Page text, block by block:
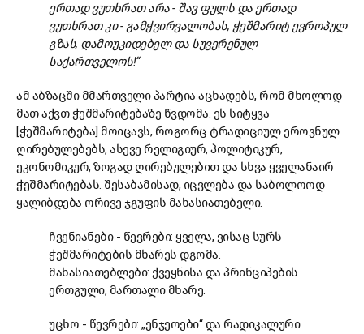
ერთად ვუთხრათ არა - შავ ფულს და ერთად
ვუთხრათ კი - გამჭვირვალობას, ჭეშმარიტ ევროპულ
გზას, დამოუკიდებელ და სუვერენულ
საქართველოს!“
ამ აბზაცში მმართველი პარტია აცხადებს, რომ მხოლოდ
მათ აქვთ ჭეშმარიტებაზე წვდომა. ეს სიტყვა
[ჭეშმარიტება] მოიცავს, როგორც ტრადიციულ ეროვნულ
ღირებულებებს, ასევე რელიგიურ, პოლიტიკურ,
ეკონომიკურ, ზოგად ღირებულებით და სხვა ყველანაირ
ჭეშმარიტებას. შესაბამისად, იცვლება და საბოლოოდ
ყალიბდება ორივე ჯგუფის მახასიათებელი.
ჩვენიანები - წევრები: ყველა, ვისაც სურს
ჭეშმარიტების მხარეს დგომა.
მახასიათებლები: ქვეყნისა და პრინციპების
ერთგული, მართალი მხარე.
უცხო - წევრები: „ენჯეოები“ და რადიკალური